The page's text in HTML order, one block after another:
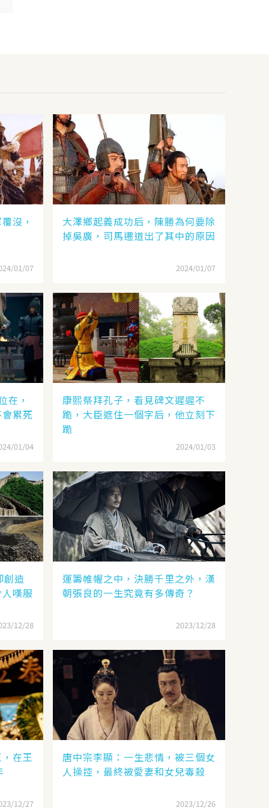
沒，
01/07
大澤鄉起義成功后，陳勝為何要除
掉吳廣，司馬遷道出了其中的原因
2024/01/07
在，
累死
01/04
康熙祭拜孔子，看見碑文遲遲不
跪，大臣遮住一個字后，他立刻下
跪
2024/01/03
創造
嘆服
12/28
運籌帷幄之中，決勝千里之外，漢
朝張良的一生究竟有多傳奇？
2023/12/28
在王
12/27
唐中宗李顯：一生悲情，被三個女
人操控，最終被愛妻和女兒毒殺
2023/12/26